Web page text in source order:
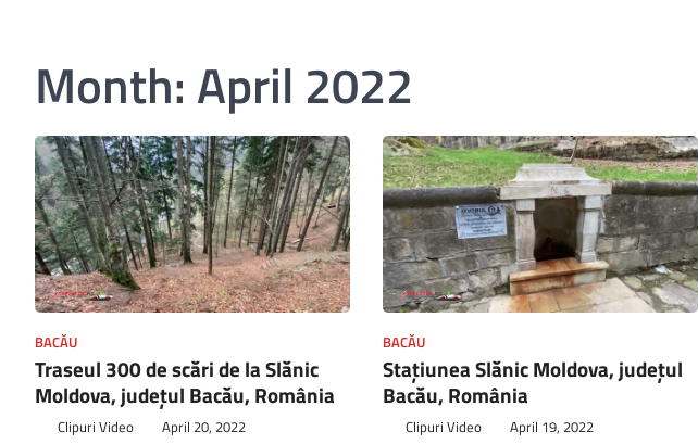
Month: April 2022
BACĂU
Traseul 300 de scări de la Slănic
Moldova, județul Bacău, România
Clipuri Video April 20, 2022
BACĂU
Stațiunea Slănic Moldova, județul
Bacău, România
Clipuri Video April 19, 2022